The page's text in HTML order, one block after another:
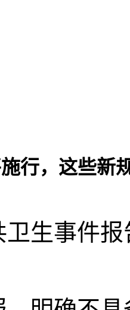
行，这些新
卫生事件